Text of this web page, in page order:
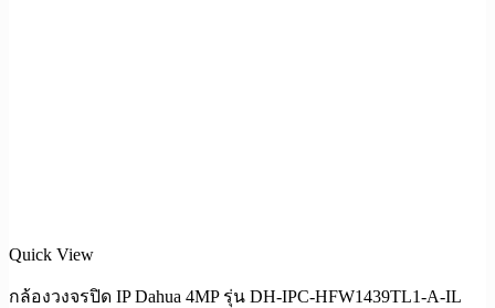
Quick View
กล้องวงจรปิด IP Dahua 4MP รุ่น DH-IPC-HFW1439TL1-A-IL